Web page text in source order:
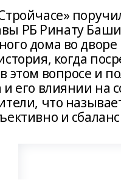
РБ Ринату
дома во
когда
этом вопросе и
и его влиянии на
что
и